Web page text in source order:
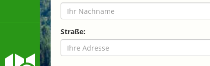
Straße: